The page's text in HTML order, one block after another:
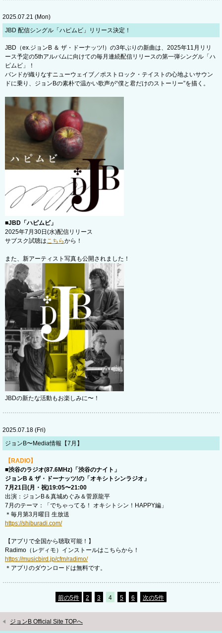
2025.07.21 (Mon)
JBD 配信シングル「ハピムビ」リリース決定！
JBD（ex.ジョンB ＆ ザ・ドーナッツ!）の3年ぶりの新曲は、2025年11月リリ
ース予定の5thアルバムに向けての毎月連続配信リリースの第一弾シングル「ハ
ピムビ」！
バンドが織りなすニューウェイブ／ポストロック・テイストの心地よいサウン
ドに乗り、ジョンBの素朴で温かい歌声が“僕と君だけのストーリー”を描く。
■JBD「ハピムビ」
2025年7月30日(水)配信リリース
サブスク試聴はこちらから！
また、新アーティスト写真も公開されました！
JBDの新たな活動もお楽しみに〜！
2025.07.18 (Fri)
ジョンB〜Media情報【7月】
【RADIO】
■渋谷のラジオ(87.6MHz)「渋谷のナイト」
ジョンB & ザ・ドーナッツ!の「オキシトシンラジオ」
7月21日(月・祝)19:05〜21:00
出演：ジョンB＆真城めぐみ＆菅原龍平
7月のテーマ：「でちゃってる！ オキシトシン！HAPPY編」
＊毎月第3月曜日 生放送
https://shiburadi.com/
【アプリで全国から聴取可能！】
Radimo（レディモ）インストールはこちらから！
https://musicbird.jp/cfm/radimo/
＊アプリのダウンロードは無料です。
前の5件 2 3 4 5 6 次の5件
ジョンB Official Site TOPへ